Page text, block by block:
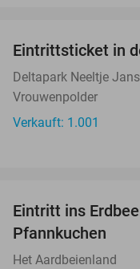
Eintrittsticket in
Deltapark Neeltje Jans
Vrouwenpolder
Verkauft: 1.001
Eintritt ins
Pfannkuchen
Het Aardbeienland